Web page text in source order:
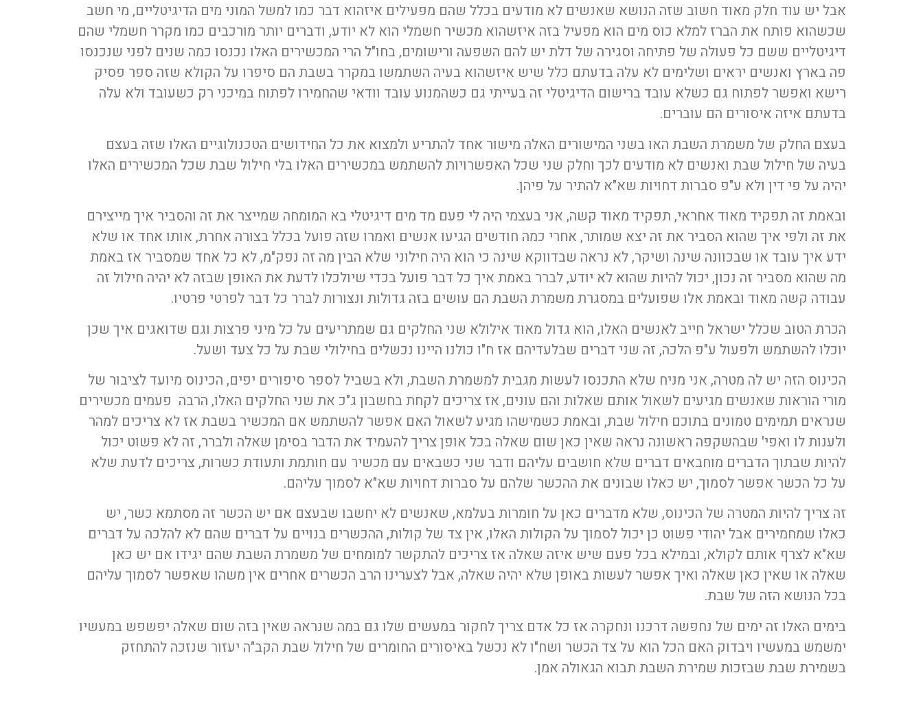
אבל יש עוד חלק מאוד חשוב שזה הנושא שאנשים לא מודעים בכלל שהם מפעילים איזהוא דבר כמו למשל המוני מים הדיגיטליים, מי חשב
שכשהוא פותח את הברז למלא כוס מים הוא מפעיל בזה איזשהוא מכשיר חשמלי הוא לא יודע, ודברים יותר מורכבים כמו מקרר חשמלי שהם
דיגיטליים ששם כל פעולה של פתיחה וסגירה של דלת יש להם השפעה ורישומים, בחו"ל הרי המכשירים האלו נכנסו כמה שנים לפני שנכנסו
פה בארץ ואנשים יראים ושלימים לא עלה בדעתם כלל שיש איזשהוא בעיה השתמשו במקרר בשבת הם סיפרו על הקולא שזה ספר פסיק
רישא ואפשר לפתוח גם כשלא עובד ברישום הדיגיטלי זה בעייתי גם כשהמנוע עובד וודאי שהחמירו לפתוח במיכני רק כשעובד ולא עלה
בדעתם איזה איסורים הם עוברים.
בעצם החלק של משמרת השבת האו בשני המישורים האלה מישור אחד להתריע ולמצוא את כל החידושים הטכנולוגיים האלו שזה בעצם
בעיה של חילול שבת ואנשים לא מודעים לכך וחלק שני שכל האפשרויות להשתמש במכשירים האלו בלי חילול שבת שכל המכשירים האלו
יהיה על פי דין ולא ע"פ סברות דחויות שא"א להתיר על פיהן.
ובאמת זה תפקיד מאוד אחראי, תפקיד מאוד קשה, אני בעצמי היה לי פעם מד מים דיגיטלי בא המומחה שמייצר את זה והסביר איך מייצירם
את זה ולפי איך שהוא הסביר את זה יצא שמותר, אחרי כמה חודשים הגיעו אנשים ואמרו שזה פועל בכלל בצורה אחרת, אותו אחד או שלא
ידע איך עובד או שבכוונה שינה ושיקר, לא נראה שבדווקא שינה כי הוא היה חילוני שלא הבין מה זה נפק"מ, לא כל אחד שמסביר אז באמת
מה שהוא מסביר זה נכון, יכול להיות שהוא לא יודע, לברר באמת איך כל דבר פועל בכדי שיולכלו לדעת את האופן שבזה לא יהיה חילול זה
עבודה קשה מאוד ובאמת אלו שפועלים במסגרת משמרת השבת הם עושים בזה גדולות ונצורות לברר כל דבר לפרטי פרטיו.
הכרת הטוב שכלל ישראל חייב לאנשים האלו, הוא גדול מאוד אילולא שני החלקים גם שמתריעים על כל מיני פרצות וגם שדואגים איך שכן
יוכלו להשתמש ולפעול ע"פ הלכה, זה שני דברים שבלעדיהם אז ח"ו כולנו היינו נכשלים בחילולי שבת על כל צעד ושעל.
הכינוס הזה יש לה מטרה, אני מניח שלא התכנסו לעשות מגבית למשמרת השבת, ולא בשביל לספר סיפורים יפים, הכינוס מיועד לציבור של
מורי הוראות שאנשים מגיעים לשאול אותם שאלות והם עונים, אז צריכים לקחת בחשבון ג"כ את שני החלקים האלו, הרבה פעמים מכשירים
שנראים תמימים טמונים בתוכם חילול שבת, ובאמת כשמישהו מגיע לשאול האם אפשר להשתמש אם המכשיר בשבת אז לא צריכים למהר
ולענות לו ואפי' שבהשקפה ראשונה נראה שאין כאן שום שאלה בכל אופן צריך להעמיד את הדבר בסימן שאלה ולברר, זה לא פשוט יכול
להיות שבתוך הדברים מוחבאים דברים שלא חושבים עליהם ודבר שני כשבאים עם מכשיר עם חותמת ותעודת כשרות, צריכים לדעת שלא
על כל הכשר אפשר לסמוך, יש כאלו שבונים את ההכשר שלהם על סברות דחויות שא"א לסמוך עליהם.
זה צריך להיות המטרה של הכינוס, שלא מדברים כאן על חומרות בעלמא, שאנשים לא יחשבו שבעצם אם יש הכשר זה מסתמא כשר, יש
כאלו שמחמירים אבל יהודי פשוט כן יכול לסמוך על הקולות האלו, אין צד של קולות, ההכשרים בנויים על דברים שהם לא להלכה על דברים
שא"א לצרף אותם לקולא, ובמילא בכל פעם שיש איזה שאלה אז צריכים להתקשר למומחים של משמרת השבת שהם יגידו אם יש כאן
שאלה או שאין כאן שאלה ואיך אפשר לעשות באופן שלא יהיה שאלה, אבל לצערינו הרב הכשרים אחרים אין משהו שאפשר לסמוך עליהם
בכל הנושא הזה של שבת.
בימים האלו זה ימים של נחפשה דרכנו ונחקרה אז כל אדם צריך לחקור במעשים שלו גם במה שנראה שאין בזה שום שאלה יפשפש במעשיו
ימשמש במעשיו ויבדוק האם הכל הוא על צד הכשר ושח"ו לא נכשל באיסורים החומרים של חילול שבת הקב"ה יעזור שנזכה להתחזק
בשמירת שבת שבזכות שמירת השבת תבוא הגאולה אמן.